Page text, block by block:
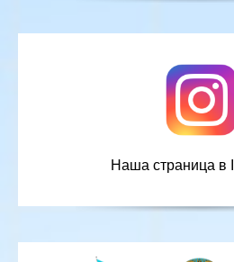
Наша страница в